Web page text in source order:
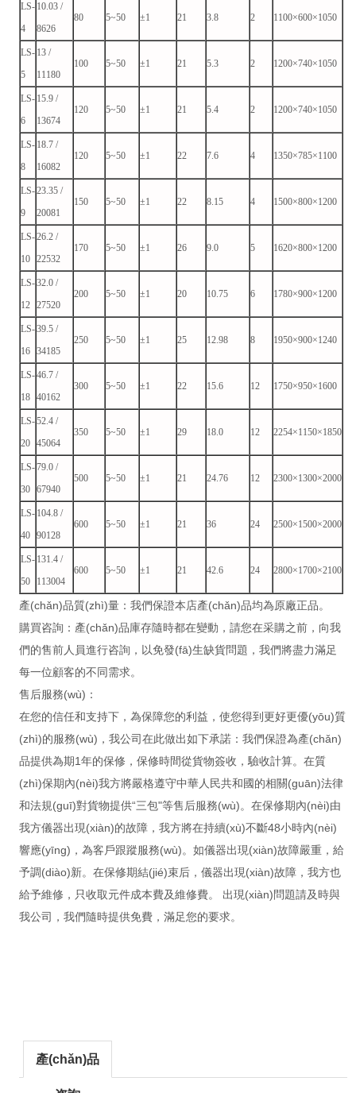
LS-
4
10.03 /
8626
80 5~50 ±1 21 3.8 2 1100×600×1050
LS-
5
13 /
11180
100 5~50 ±1 21 5.3 2 1200×740×1050
LS-
6
15.9 /
13674
120 5~50 ±1 21 5.4 2 1200×740×1050
LS-
8
18.7 /
16082
120 5~50 ±1 22 7.6 4 1350×785×1100
LS-
9
23.35 /
20081
150 5~50 ±1 22 8.15 4 1500×800×1200
LS-
10
26.2 /
22532
170 5~50 ±1 26 9.0 5 1620×800×1200
LS-
12
32.0 /
27520
200 5~50 ±1 20 10.75 6 1780×900×1200
LS-
16
39.5 /
34185
250 5~50 ±1 25 12.98 8 1950×900×1240
LS-
18
46.7 /
40162
300 5~50 ±1 22 15.6 12 1750×950×1600
LS-
20
52.4 /
45064
350 5~50 ±1 29 18.0 12 2254×1150×1850
LS-
30
79.0 /
67940
500 5~50 ±1 21 24.76 12 2300×1300×2000
LS-
40
104.8 /
90128
600 5~50 ±1 21 36 24 2500×1500×2000
LS-
50
131.4 /
113004
600 5~50 ±1 21 42.6 24 2800×1700×2100
產(chǎn)品質(zhì)量：我們保證本店產(chǎn)品均為原廠正品。
購買咨詢：產(chǎn)品庫存隨時都在變動，請您在采購之前，向我
們的售前人員進行咨詢，以免發(fā)生缺貨問題，我們將盡力滿足
每一位顧客的不同需求。
售后服務(wù)：
在您的信任和支持下，為保障您的利益，使您得到更好更優(yōu)質
(zhì)的服務(wù)，我公司在此做出如下承諾：我們保證為產(chǎn)
品提供為期1年的保修，保修時間從貨物簽收，驗收計算。在質
(zhì)保期內(nèi)我方將嚴格遵守中華人民共和國的相關(guān)法律
和法規(guī)對貨物提供“三包"等售后服務(wù)。在保修期內(nèi)由
我方儀器出現(xiàn)的故障，我方將在持續(xù)不斷48小時內(nèi)
響應(yīng)，為客戶跟蹤服務(wù)。如儀器出現(xiàn)故障嚴重，給
予調(diào)新。在保修期結(jié)束后，儀器出現(xiàn)故障，我方也
給予維修，只收取元件成本費及維修費。 出現(xiàn)問題請及時與
我公司，我們隨時提供免費，滿足您的要求。
產(chǎn)品